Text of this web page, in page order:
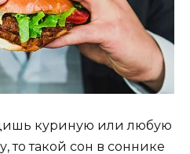
куриную или любую
то такой сон в соннике